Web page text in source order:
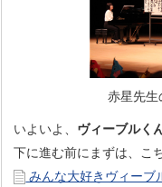
赤星先生
いよいよ、 ヴィーブルく
下に進む前にまずは、こ
みんな大好きヴィーブ